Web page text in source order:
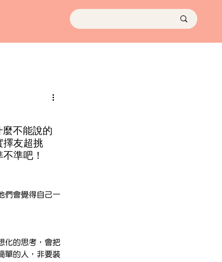
不能說的
擇友超挑
準吧！
們會覺得自己一
化的思考，會把
單的人，非要裝